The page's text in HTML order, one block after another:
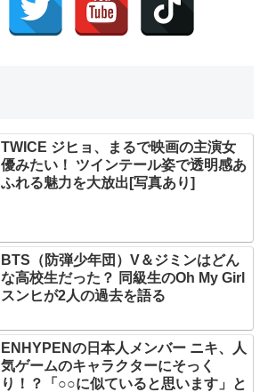
TWICE ジヒョ、まるで映画の主演女
優みたい！ ツインテール姿で透明感あ
ふれる魅力を大放出[写真あり]
BTS（防弾少年団）V＆ジミンはどん
な高校生だった？ 同級生のOh My Girl
スンヒが2人の過去を語る
ENHYPENの日本人メンバー ニキ、人
気ゲームのキャラクターにそっく
り！？「○○に似ていると思います」と